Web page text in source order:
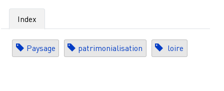
Index
Paysage patrimonialisation loire